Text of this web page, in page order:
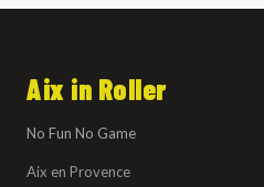
Aix in Roller
No Fun No Game
Aix en Provence